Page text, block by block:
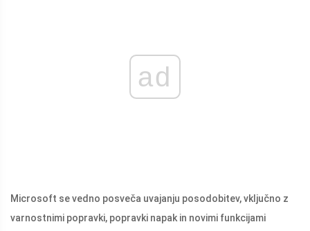
ad
Microsoft se vedno posveča uvajanju posodobitev, vključno z
varnostnimi popravki, popravki napak in novimi funkcijami